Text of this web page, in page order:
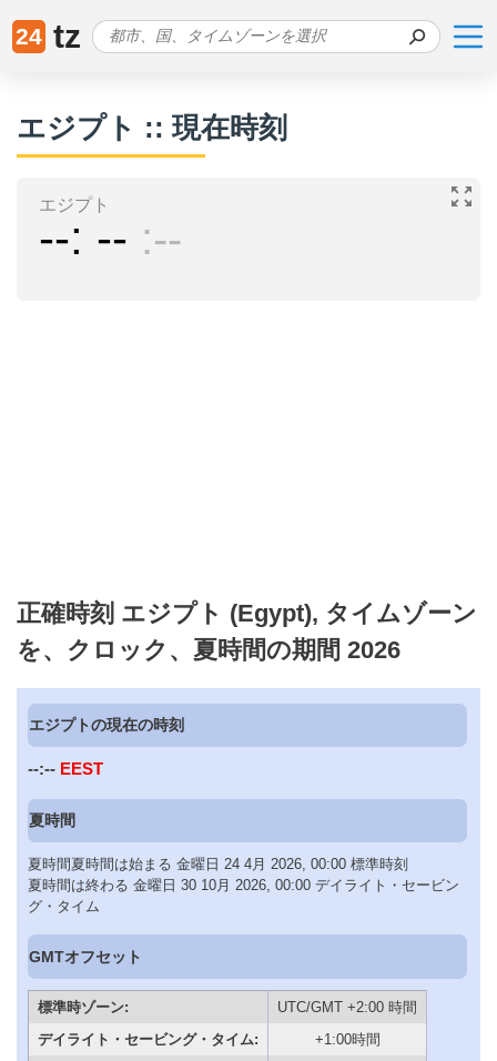
24 tz
エジプト :: 現在時刻
エジプト
-- -- --
正確時刻 エジプト (Egypt), タイムゾーン
を、クロック、夏時間の期間 2026
エジプトの現在の時刻
--:-- EEST
夏時間
夏時間夏時間は始まる 金曜日 24 4月 2026, 00:00 標準時刻
夏時間は終わる 金曜日 30 10月 2026, 00:00 デイライト・セービン
グ・タイム
GMTオフセット
標準時ゾーン:
UTC/GMT +2:00 時間
デイライト・セービング・タイム:
+1:00時間